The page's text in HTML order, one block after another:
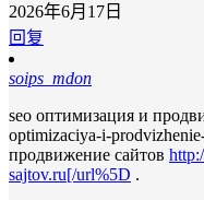
2026年6月17日
回复
soips_mdon
seo оптимизация и
optimizaciya-i-
продвижение сайтов
sajtov.ru[/url%5D .